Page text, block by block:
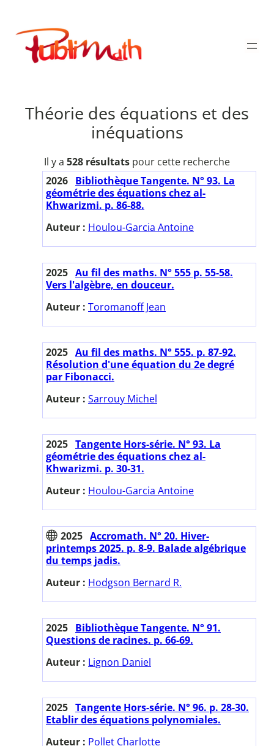
contenu
Publimath
Théorie des équations et des
inéquations
Il y a 528 résultats pour cette recherche
2026 Bibliothèque Tangente. N° 93. La
géométrie des équations chez al-
Khwarizmi. p. 86-88.
Auteur : Houlou-Garcia Antoine
2025 Au fil des maths. N° 555 p. 55-58.
Vers l'algèbre, en douceur.
Auteur : Toromanoff Jean
2025 Au fil des maths. N° 555. p. 87-92.
Résolution d'une équation du 2e degré
par Fibonacci.
Auteur : Sarrouy Michel
2025 Tangente Hors-série. N° 93. La
géométrie des équations chez al-
Khwarizmi. p. 30-31.
Auteur : Houlou-Garcia Antoine
2025 Accromath. N° 20. Hiver-
printemps 2025. p. 8-9. Balade algébrique
du temps jadis.
Auteur : Hodgson Bernard R.
2025 Bibliothèque Tangente. N° 91.
Questions de racines. p. 66-69.
Auteur : Lignon Daniel
2025 Tangente Hors-série. N° 96. p. 28-30.
Etablir des équations polynomiales.
Auteur : Pollet Charlotte